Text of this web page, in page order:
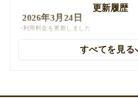
更新履歴
2026年3月24日
利用料金を更新しました
すべてを見る